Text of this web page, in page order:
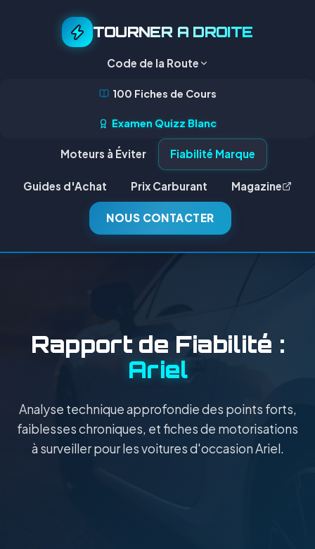
TOURNER A DROITE
Code de la Route
100 Fiches de Cours
Examen Quizz Blanc
Moteurs à Éviter Fiabilité Marque
Guides d'Achat Prix Carburant Magazine
NOUS CONTACTER
Rapport de Fiabilité :
Ariel
Analyse technique approfondie des points forts,
faiblesses chroniques, et fiches de motorisations
à surveiller pour les voitures d'occasion Ariel.